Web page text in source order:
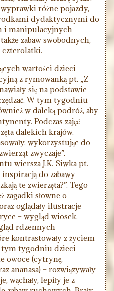
różne pojazdy,
dydaktycznymi do
i manipulacyjnych
zabaw swobodnych,
wartości dzieci
z rymowanką pt. „Z
się na podstawie
W tym tygodniu
w daleką podróż, aby
Podczas zajęć
dalekich krajów.
wykorzystując do
zwyczaje”.
wiersza J.K. Siwka pt.
inspiracją do zabawy
te zwierzęta?”. Tego
zagadki słowne o
oglądały ilustracje
– wygląd wiosek,
rdzennych
kontrastowały z życiem
tym tygodniu dzieci
owoce (cytrynę,
ananasa) – rozwiązywały
wąchały, lepiły je z